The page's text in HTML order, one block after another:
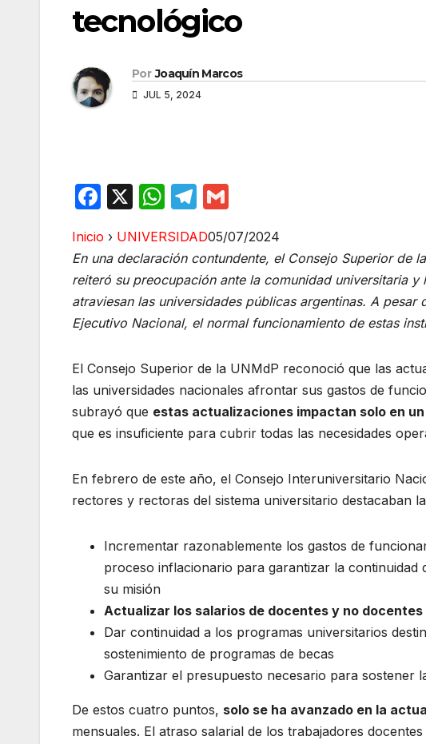
tecnológico
Por Joaquín Marcos
JUL 5, 2024
F
c
e
b
o
k
X
W
at
s
A
p
T
e
gr
a
m
ail
Inicio › UNIVERSIDAD05/07/2024
En una declaración contundente, el Consejo Superior de
reiteró su preocupación ante la comunidad universitaria
atraviesan las universidades públicas argentinas. A
Ejecutivo Nacional, el normal funcionamiento de estas
El Consejo Superior de la UNMdP reconoció que las
las universidades nacionales afrontar sus gastos de
subrayó que estas actualizaciones impactan solo en
que es insuficiente para cubrir todas las necesidades
En febrero de este año, el Consejo Interuniversitario
rectores y rectoras del sistema universitario destacaban
Incrementar razonablemente los gastos de
proceso inflacionario para garantizar la continuidad
su misión
Actualizar los salarios de docentes y no docentes
Dar continuidad a los programas universitarios
sostenimiento de programas de becas
Garantizar el presupuesto necesario para sostener
De estos cuatro puntos, solo se ha avanzado en la
mensuales. El atraso salarial de los trabajadores